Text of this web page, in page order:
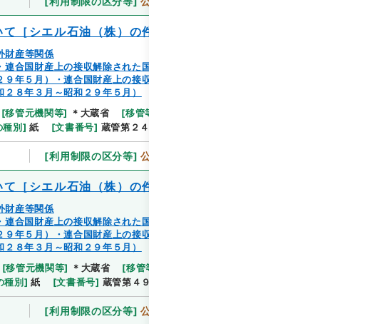
［シエル石油（株）の件］
財産等関係
合国財産上の接収解除された国有の家屋等の譲渡又は除去（蔵管
年５月）・連合国財産上の接収解除された国有の家屋等の譲渡又
８年３月～昭和２９年５月）
[移管元機関等] ＊大蔵省 [移管等年度
別 ] 紙 [文書番号] 蔵管第２４１０号
[利用制限の区分等] 公開
［シエル石油（株）の件］
財産等関係
合国財産上の接収解除された国有の家屋等の譲渡又は除去（蔵管
年５月）・連合国財産上の接収解除された国有の家屋等の譲渡又
８年３月～昭和２９年５月）
[移管元機関等] ＊大蔵省 [移管等年度
種別 ] 紙 [文書番号] 蔵管第４９７７号
[利用制限の区分等] 公開